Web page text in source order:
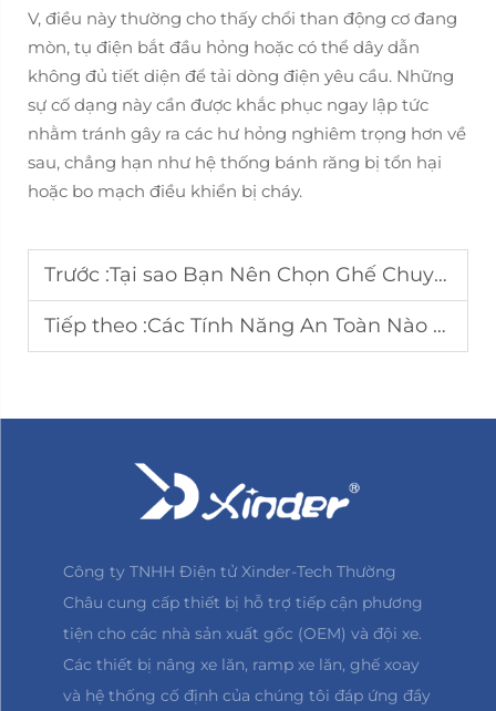
V, điều này thường cho thấy chổi than động cơ đang
mòn, tụ điện bắt đầu hỏng hoặc có thể dây dẫn
không đủ tiết diện để tải dòng điện yêu cầu. Những
sự cố dạng này cần được khắc phục ngay lập tức
nhằm tránh gây ra các hư hỏng nghiêm trọng hơn về
sau, chẳng hạn như hệ thống bánh răng bị tổn hại
hoặc bo mạch điều khiển bị cháy.
Trước :Tại sao Bạn Nên Chọn Ghế Chuyển Xe Phù Hợp với Loại Xe của Mình
Tiếp theo :Các Tính Năng An Toàn Nào Mà Bậc Thang Điện Cho Xe Nhà Lưu Động (RV) Đáng Tin Cậy Cần Có
Công ty TNHH Điện tử Xinder-Tech Thường
Châu cung cấp thiết bị hỗ trợ tiếp cận phương
tiện cho các nhà sản xuất gốc (OEM) và đội xe.
Các thiết bị nâng xe lăn, ramp xe lăn, ghế xoay
và hệ thống cố định của chúng tôi đáp ứng đầy